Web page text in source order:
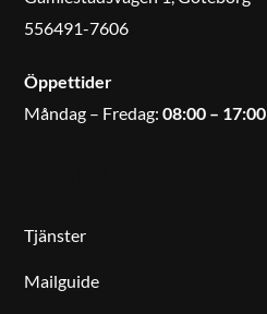
556491-7606
Öppettider
Måndag – Fredag:08:00 – 17:00
Tjänster
Mailguide